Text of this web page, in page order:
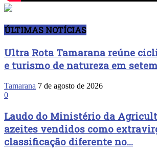
ÚLTIMAS NOTÍCIAS
Ultra Rota Tamarana reúne
e turismo de natureza em
Tamarana 7 de agosto de 2026
0
Laudo do Ministério da
azeites vendidos como
classificação diferente no...